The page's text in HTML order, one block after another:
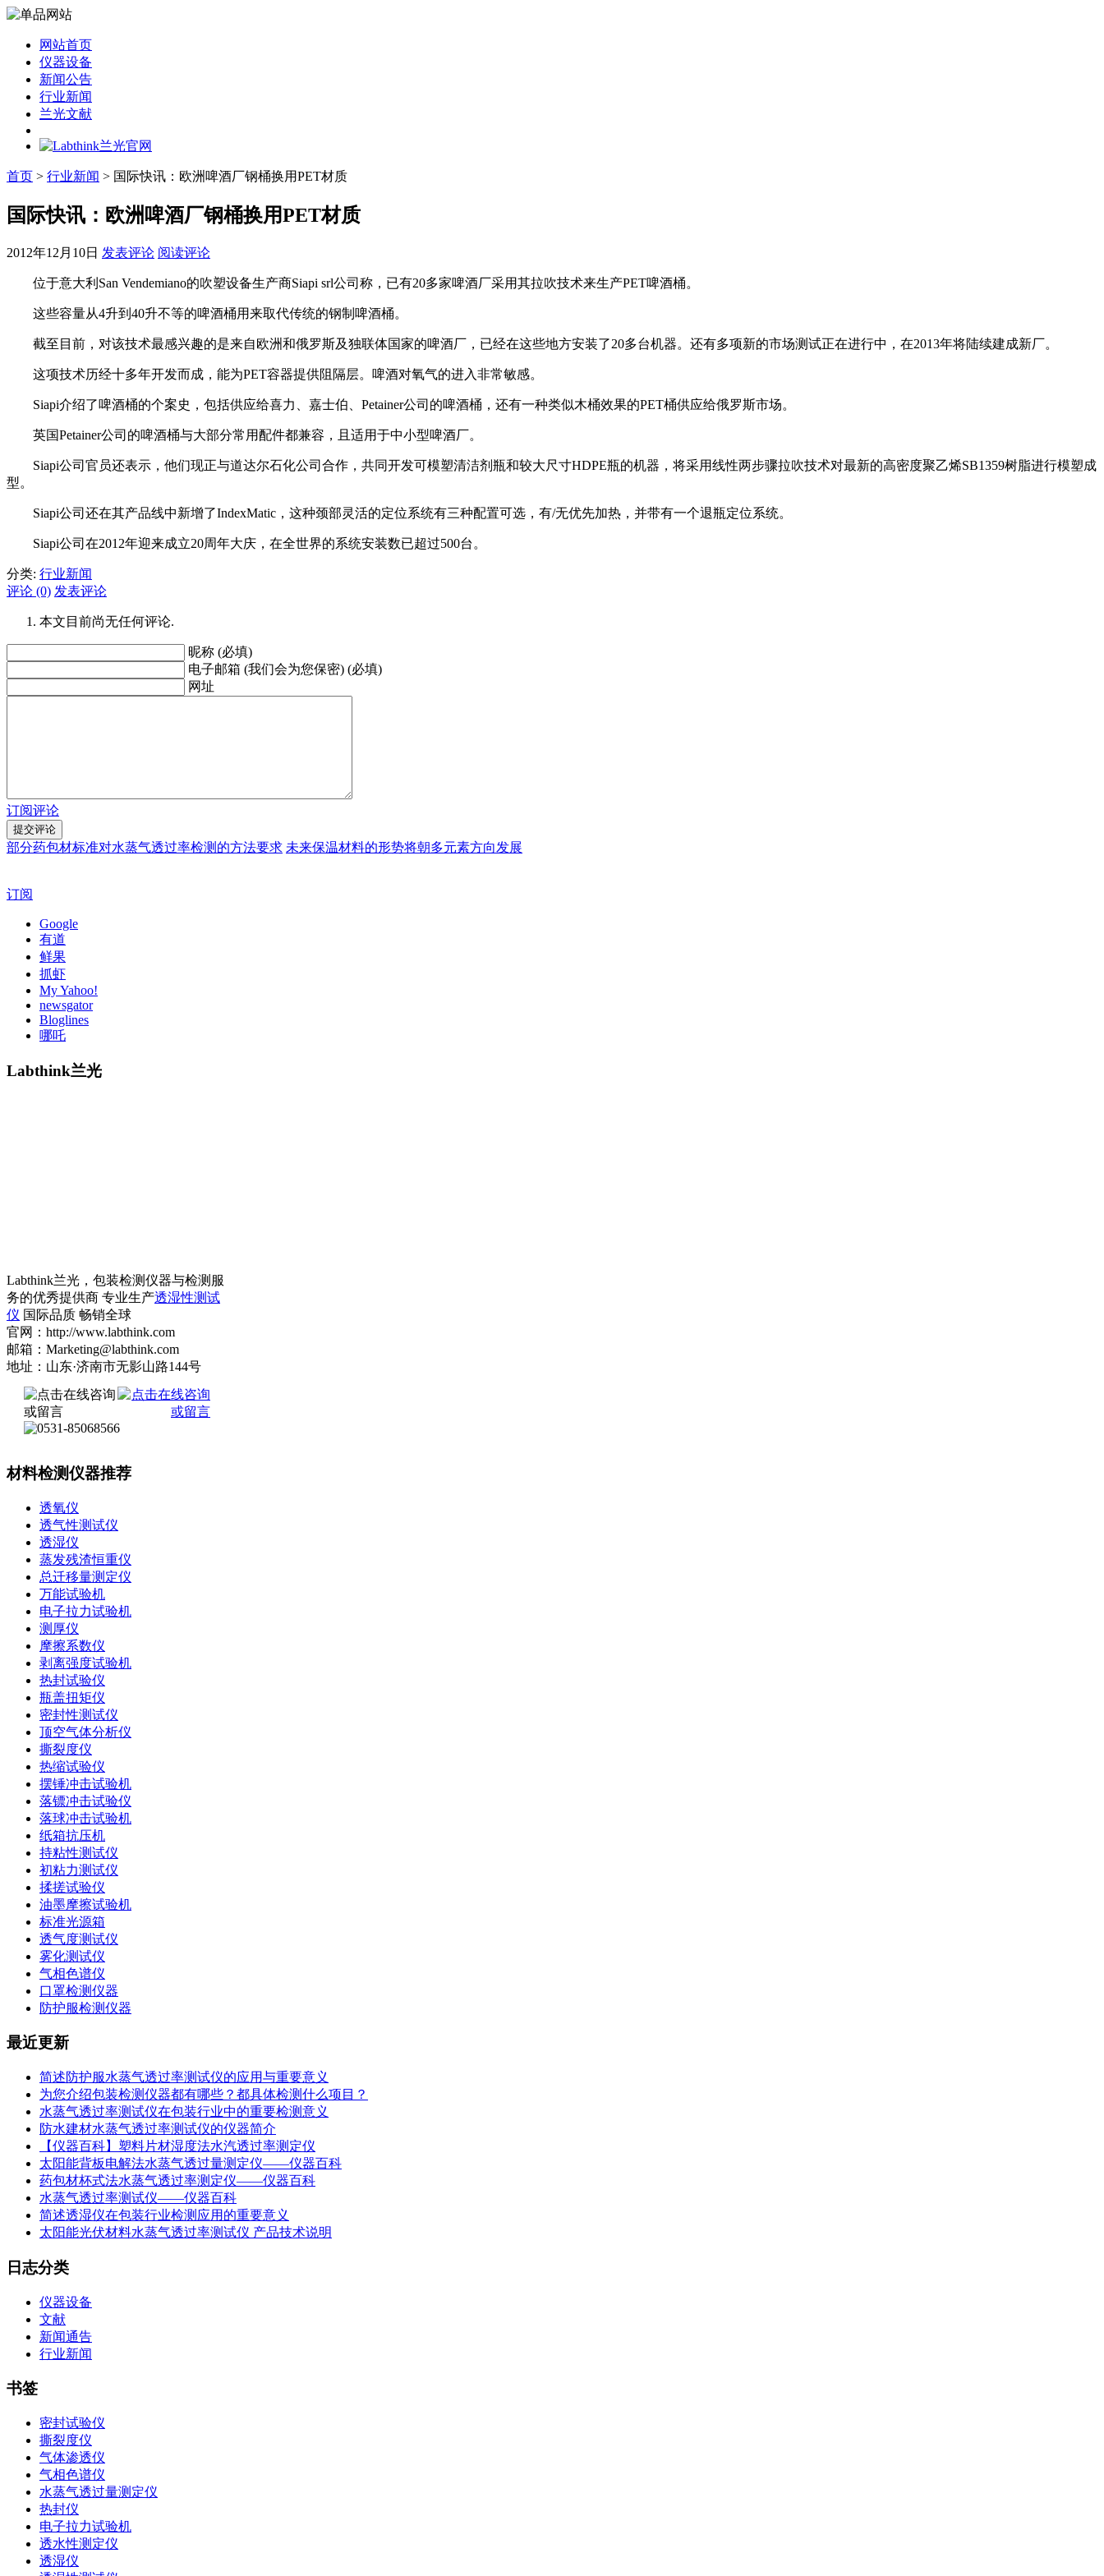
网站首页
仪器设备
新闻公告
行业新闻
兰光文献
首页 > 行业新闻 > 国际快讯：欧洲啤酒厂钢桶换用PET材质
国际快讯：欧洲啤酒厂钢桶换用PET材质
2012年12月10日 发表评论 阅读评论
位于意大利San Vendemiano的吹塑设备生产商Siapi srl公司称，已有20多家啤酒厂采用其拉吹技术来生产PET啤酒桶。
这些容量从4升到40升不等的啤酒桶用来取代传统的钢制啤酒桶。
截至目前，对该技术最感兴趣的是来自欧洲和俄罗斯及独联体国家的啤酒厂，已经在这些地方安装了20多台机器。还有多项新的市场测试正在进行中，在2013年将陆续建成新厂。
这项技术历经十多年开发而成，能为PET容器提供阻隔层。啤酒对氧气的进入非常敏感。
Siapi介绍了啤酒桶的个案史，包括供应给喜力、嘉士伯、Petainer公司的啤酒桶，还有一种类似木桶效果的PET桶供应给俄罗斯市场。
英国Petainer公司的啤酒桶与大部分常用配件都兼容，且适用于中小型啤酒厂。
Siapi公司官员还表示，他们现正与道达尔石化公司合作，共同开发可模塑清洁剂瓶和较大尺寸HDPE瓶的机器，将采用线性两步骤拉吹技术对最新的高密度聚乙烯SB1359树脂进行模塑成
型。
Siapi公司还在其产品线中新增了IndexMatic，这种颈部灵活的定位系统有三种配置可选，有/无优先加热，并带有一个退瓶定位系统。
Siapi公司在2012年迎来成立20周年大庆，在全世界的系统安装数已超过500台。
分类: 行业新闻
评论 (0) 发表评论
本文目前尚无任何评论.
昵称 (必填)
电子邮箱 (我们会为您保密) (必填)
网址
订阅评论
部分药包材标准对水蒸气透过率检测的方法要求 未来保温材料的形势将朝多元素方向发展
订阅
Google
有道
鲜果
抓虾
My Yahoo!
newsgator
Bloglines
哪吒
Labthink兰光
Labthink兰光，包装检测仪器与检测服
务的优秀提供商 专业生产透湿性测试
仪 国际品质 畅销全球
官网：http://www.labthink.com
邮箱：Marketing@labthink.com
地址：山东·济南市无影山路144号
材料检测仪器推荐
透氧仪
透气性测试仪
透湿仪
蒸发残渣恒重仪
总迁移量测定仪
万能试验机
电子拉力试验机
测厚仪
摩擦系数仪
剥离强度试验机
热封试验仪
瓶盖扭矩仪
密封性测试仪
顶空气体分析仪
撕裂度仪
热缩试验仪
摆锤冲击试验机
落镖冲击试验仪
落球冲击试验机
纸箱抗压机
持粘性测试仪
初粘力测试仪
揉搓试验仪
油墨摩擦试验机
标准光源箱
透气度测试仪
雾化测试仪
气相色谱仪
口罩检测仪器
防护服检测仪器
最近更新
简述防护服水蒸气透过率测试仪的应用与重要意义
为您介绍包装检测仪器都有哪些？都具体检测什么项目？
水蒸气透过率测试仪在包装行业中的重要检测意义
防水建材水蒸气透过率测试仪的仪器简介
【仪器百科】塑料片材湿度法水汽透过率测定仪
太阳能背板电解法水蒸气透过量测定仪——仪器百科
药包材杯式法水蒸气透过率测定仪——仪器百科
水蒸气透过率测试仪——仪器百科
简述透湿仪在包装行业检测应用的重要意义
太阳能光伏材料水蒸气透过率测试仪 产品技术说明
日志分类
仪器设备
文献
新闻通告
行业新闻
书签
密封试验仪
撕裂度仪
气体渗透仪
气相色谱仪
水蒸气透过量测定仪
热封仪
电子拉力试验机
透水性测定仪
透湿仪